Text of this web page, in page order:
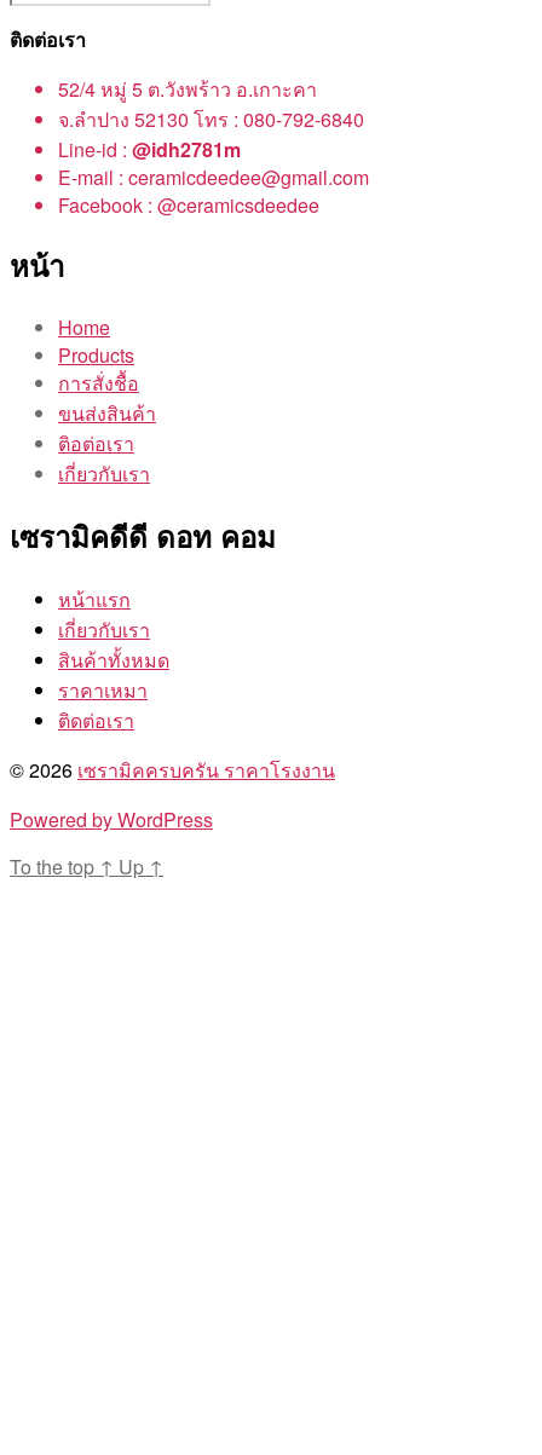
ติดต่อเรา
52/4 หมู่ 5 ต.วังพร้าว อ.เกาะคา
จ.ลำปาง 52130 โทร : 080-792-6840
Line-id : @idh2781m
E-mail : ceramicdeedee@gmail.com
Facebook : @ceramicsdeedee
หน้า
Home
Products
การสั่งชื้อ
ขนส่งสินค้า
ติอต่อเรา
เกี่ยวกับเรา
เซรามิคดีดี ดอท คอม
หน้าแรก
เกี่ยวกับเรา
สินค้าทั้งหมด
ราคาเหมา
ติดต่อเรา
© 2026 เซรามิคครบครัน ราคาโรงงาน
Powered by WordPress
To the top ↑ Up ↑